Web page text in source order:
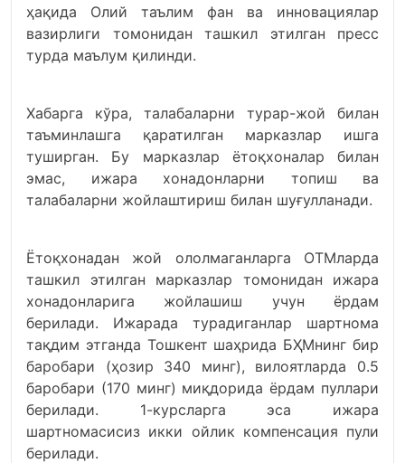
ҳақида Олий таълим фан ва инновациялар
вазирлиги томонидан ташкил этилган пресс
турда маълум қилинди.
Хабарга кўра, талабаларни турар-жой билан
таъминлашга қаратилган марказлар ишга
туширган. Бу марказлар ётоқхоналар билан
эмас, ижара хонадонларни топиш ва
талабаларни жойлаштириш билан шуғулланади.
Ётоқхонадан жой ололмаганларга ОТМларда
ташкил этилган марказлар томонидан ижара
хонадонларига жойлашиш учун ёрдам
берилади. Ижарада турадиганлар шартнома
тақдим этганда Тошкент шаҳрида БҲМнинг бир
баробари (ҳозир 340 минг), вилоятларда 0.5
баробари (170 минг) миқдорида ёрдам пуллари
берилади. 1-курсларга эса ижара
шартномасисиз икки ойлик компенсация пули
берилади.